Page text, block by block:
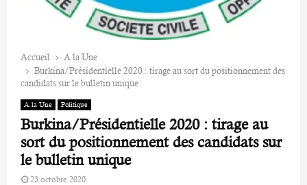
Accueil
A la Une
Burkina/Présidentielle 2020 : tirage au sort du positionnement des
candidats sur le bulletin unique
A la Une Politique
Burkina/Présidentielle 2020 : tirage au
sort du positionnement des candidats sur
le bulletin unique
23 octobre 2020